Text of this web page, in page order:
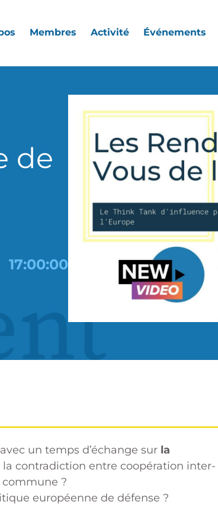
Membres Activité Événements
de
17:00:00
un temps d’échange sur la
contradiction entre coopération inter-
commune ?
européenne de défense ?